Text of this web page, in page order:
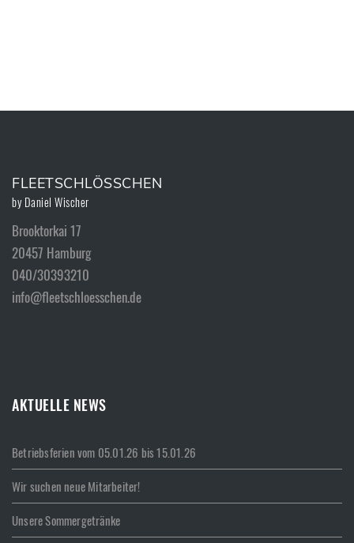
FLEETSCHLÖSSCHEN
Brooktorkai 17
20457 Hamburg
040/30393210
info@fleetschloesschen.de
AKTUELLE NEWS
Betriebsferien vom 05.01.26 bis 15.01.26
Wir suchen neue Mitarbeiter!
Unsere Sommergetränke